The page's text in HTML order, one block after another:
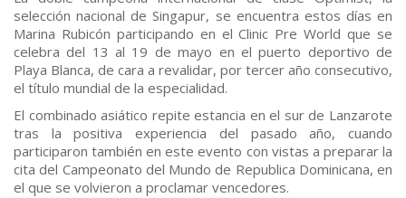
selección nacional de Singapur, se encuentra estos días en
Marina Rubicón participando en el Clinic Pre World que se
celebra del 13 al 19 de mayo en el puerto deportivo de
Playa Blanca, de cara a revalidar, por tercer año consecutivo,
el título mundial de la especialidad.
El combinado asiático repite estancia en el sur de Lanzarote
tras la positiva experiencia del pasado año, cuando
participaron también en este evento con vistas a preparar la
cita del Campeonato del Mundo de Republica Dominicana, en
el que se volvieron a proclamar vencedores.